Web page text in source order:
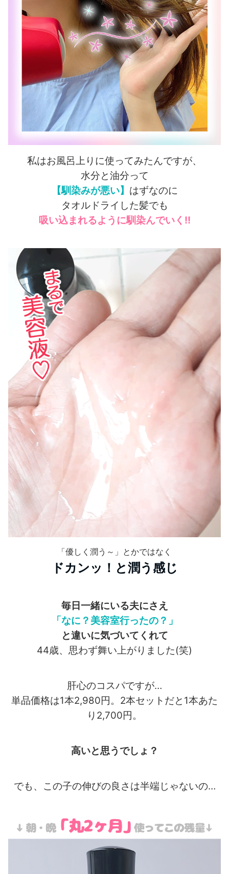
私はお風呂上りに使ってみたんですが、
水分と油分って
【馴染みが悪い】 はずなのに
タオルドライした髪でも
吸い込まれるように馴染んでいく!!
「優しく潤う～」とかではなく
ドカンッ！と潤う感じ
毎日一緒にいる夫にさえ
「なに？美容室行ったの？」
と違いに気づいてくれて
44歳、思わず舞い上がりました(笑)
肝心のコスパですが…
単品価格は1本2,980円。2本セットだと1本あた
り2,700円。
高いと思うでしょ？
でも、この子の伸びの良さは半端じゃないの…